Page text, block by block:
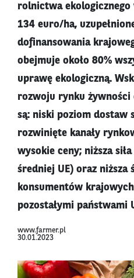
rolnictwa ekologicznego
134 euro/ha,
dofinansowania
obejmuje około 80%
uprawę ekologiczną.
rozwoju rynku żywności
są: niski poziom dostaw
rozwinięte kanały
wysokie ceny; niższa
średniej UE) oraz niższa
konsumentów
pozostałymi państwami
www.farmer.pl
30.01.2023